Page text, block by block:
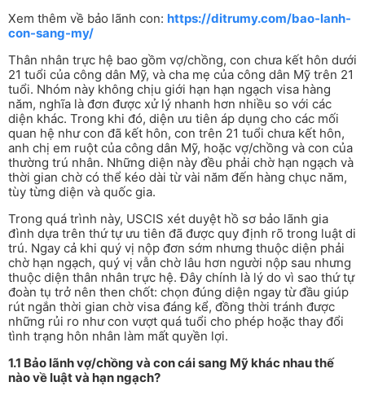
Xem thêm về bảo lãnh con: https://ditrumy.com/bao-lanh-
con-sang-my/
Thân nhân trực hệ bao gồm vợ/chồng, con chưa kết hôn dưới
21 tuổi của công dân Mỹ, và cha mẹ của công dân Mỹ trên 21
tuổi. Nhóm này không chịu giới hạn hạn ngạch visa hàng
năm, nghĩa là đơn được xử lý nhanh hơn nhiều so với các
diện khác. Trong khi đó, diện ưu tiên áp dụng cho các mối
quan hệ như con đã kết hôn, con trên 21 tuổi chưa kết hôn,
anh chị em ruột của công dân Mỹ, hoặc vợ/chồng và con của
thường trú nhân. Những diện này đều phải chờ hạn ngạch và
thời gian chờ có thể kéo dài từ vài năm đến hàng chục năm,
tùy từng diện và quốc gia.
Trong quá trình này, USCIS xét duyệt hồ sơ bảo lãnh gia
đình dựa trên thứ tự ưu tiên đã được quy định rõ trong luật di
trú. Ngay cả khi quý vị nộp đơn sớm nhưng thuộc diện phải
chờ hạn ngạch, quý vị vẫn chờ lâu hơn người nộp sau nhưng
thuộc diện thân nhân trực hệ. Đây chính là lý do vì sao thứ tự
đoàn tụ trở nên then chốt: chọn đúng diện ngay từ đầu giúp
rút ngắn thời gian chờ visa đáng kể, đồng thời tránh được
những rủi ro như con vượt quá tuổi cho phép hoặc thay đổi
tình trạng hôn nhân làm mất quyền lợi.
1.1 Bảo lãnh vợ/chồng và con cái sang Mỹ khác nhau thế
nào về luật và hạn ngạch?